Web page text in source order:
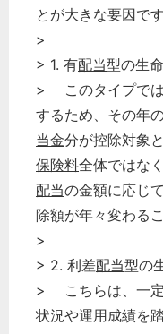
とが大きな要因で
>
> 1. 有配当型の生
> このタイプでは
するため、その年
当金分が控除対象
保険料全体ではな
配当の金額に応じ
除額が年々変わる
>
> 2. 利差配当型の
> こちらは、一定
状況や運用成績を